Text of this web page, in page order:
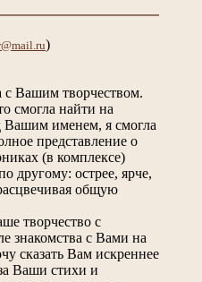
)
с Вашим творчеством.
смогла найти на
Вашим именем, я смогла
представление о
(в комплексе)
другому: острее, ярче,
общую
творчество с
знакомства с Вами на
сказать Вам искреннее
Ваши стихи и